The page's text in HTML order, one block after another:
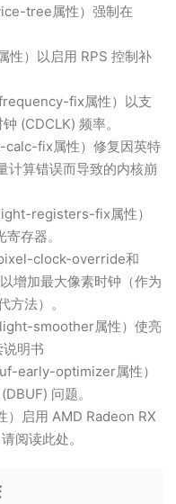
tree属性）强制在
）以启用 RPS 控制补
fix属性）以支
(CDCLK) 频率。
fix属性）修复因英特
计算错误而导致的内核崩
registers-fix属性）
存器。
clock-override和
增加最大像素时钟（作为
法）。
smoother属性）使亮
明书
early-optimizer属性）
问题。
启用 AMD Radeon RX
阅读此处。